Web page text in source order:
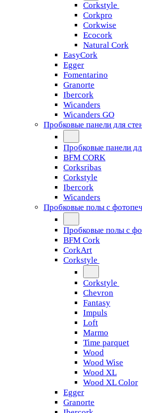
Corkstyle
Corkpro
Corkwise
Ecocork
Natural Cork
EasyCork
Egger
Fomentarino
Granorte
Ibercork
Wicanders
Wicanders GO
Пробковые панели для
Пробковые панели
BFM CORK
Corksribas
Corkstyle
Ibercork
Wicanders
Пробковые полы с
Пробковые полы с
BFM Cork
CorkArt
Corkstyle
Corkstyle
Chevron
Fantasy
Impuls
Loft
Marmo
Time parquet
Wood
Wood Wise
Wood XL
Wood XL Color
Egger
Granorte